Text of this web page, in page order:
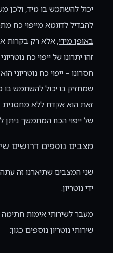
יכול להשתמש בו מיד, ולכן
להבדיל לדוגמא מייפוי כח
באופן מידי, אלא רק בקרות
זהו יתרונו של ייפוי כח
חסרונו – ייפוי כח נוטריוני
שמחזיק בו יכול להשתמש בו
זאת הוא אקדח ללא מחסנית
של ייפוי הכח המתמשך ניתן
מצבים נוספים דרושים
שני המצבים שתיארנו זה
ידי נוטריון.
מעבר לשירותי אימות חתימה
שירותי נוטריון נוספים כגון: